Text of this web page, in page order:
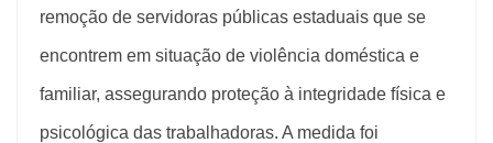
remoção de servidoras públicas estaduais que se
encontrem em situação de violência doméstica e
familiar, assegurando proteção à integridade física e
psicológica das trabalhadoras. A medida foi